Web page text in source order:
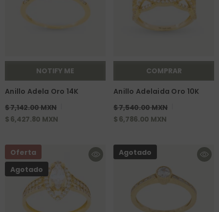
NOTIFY ME
Anillo Adela Oro 14K
$ 7,142.00 MXN
$ 6,427.80 MXN
COMPRAR
Anillo Adelaida Oro 10K
$ 7,540.00 MXN
$ 6,786.00 MXN
Oferta
Agotado
Agotado